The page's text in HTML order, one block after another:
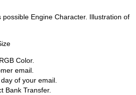
possible Engine Character. Illustration of
Color.
email.
of your email.
Bank Transfer.